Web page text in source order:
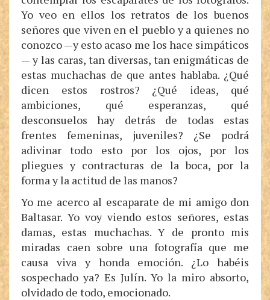
Yo veo en ellos los retratos de los buenos
señores que viven en el pueblo y a quienes no
conozco —y esto acaso me los hace simpáticos
— y las caras, tan diversas, tan enigmáticas de
estas muchachas de que antes hablaba. ¿Qué
dicen estos rostros? ¿Qué ideas, qué
ambiciones, qué esperanzas, qué
desconsuelos hay detrás de todas estas
frentes femeninas, juveniles? ¿Se podrá
adivinar todo esto por los ojos, por los
pliegues y contracturas de la boca, por la
forma y la actitud de las manos?
Yo me acerco al escaparate de mi amigo don
Baltasar. Yo voy viendo estos señores, estas
damas, estas muchachas. Y de pronto mis
miradas caen sobre una fotografía que me
causa viva y honda emoción. ¿Lo habéis
sospechado ya? Es Julín. Yo la miro absorto,
olvidado de todo, emocionado.